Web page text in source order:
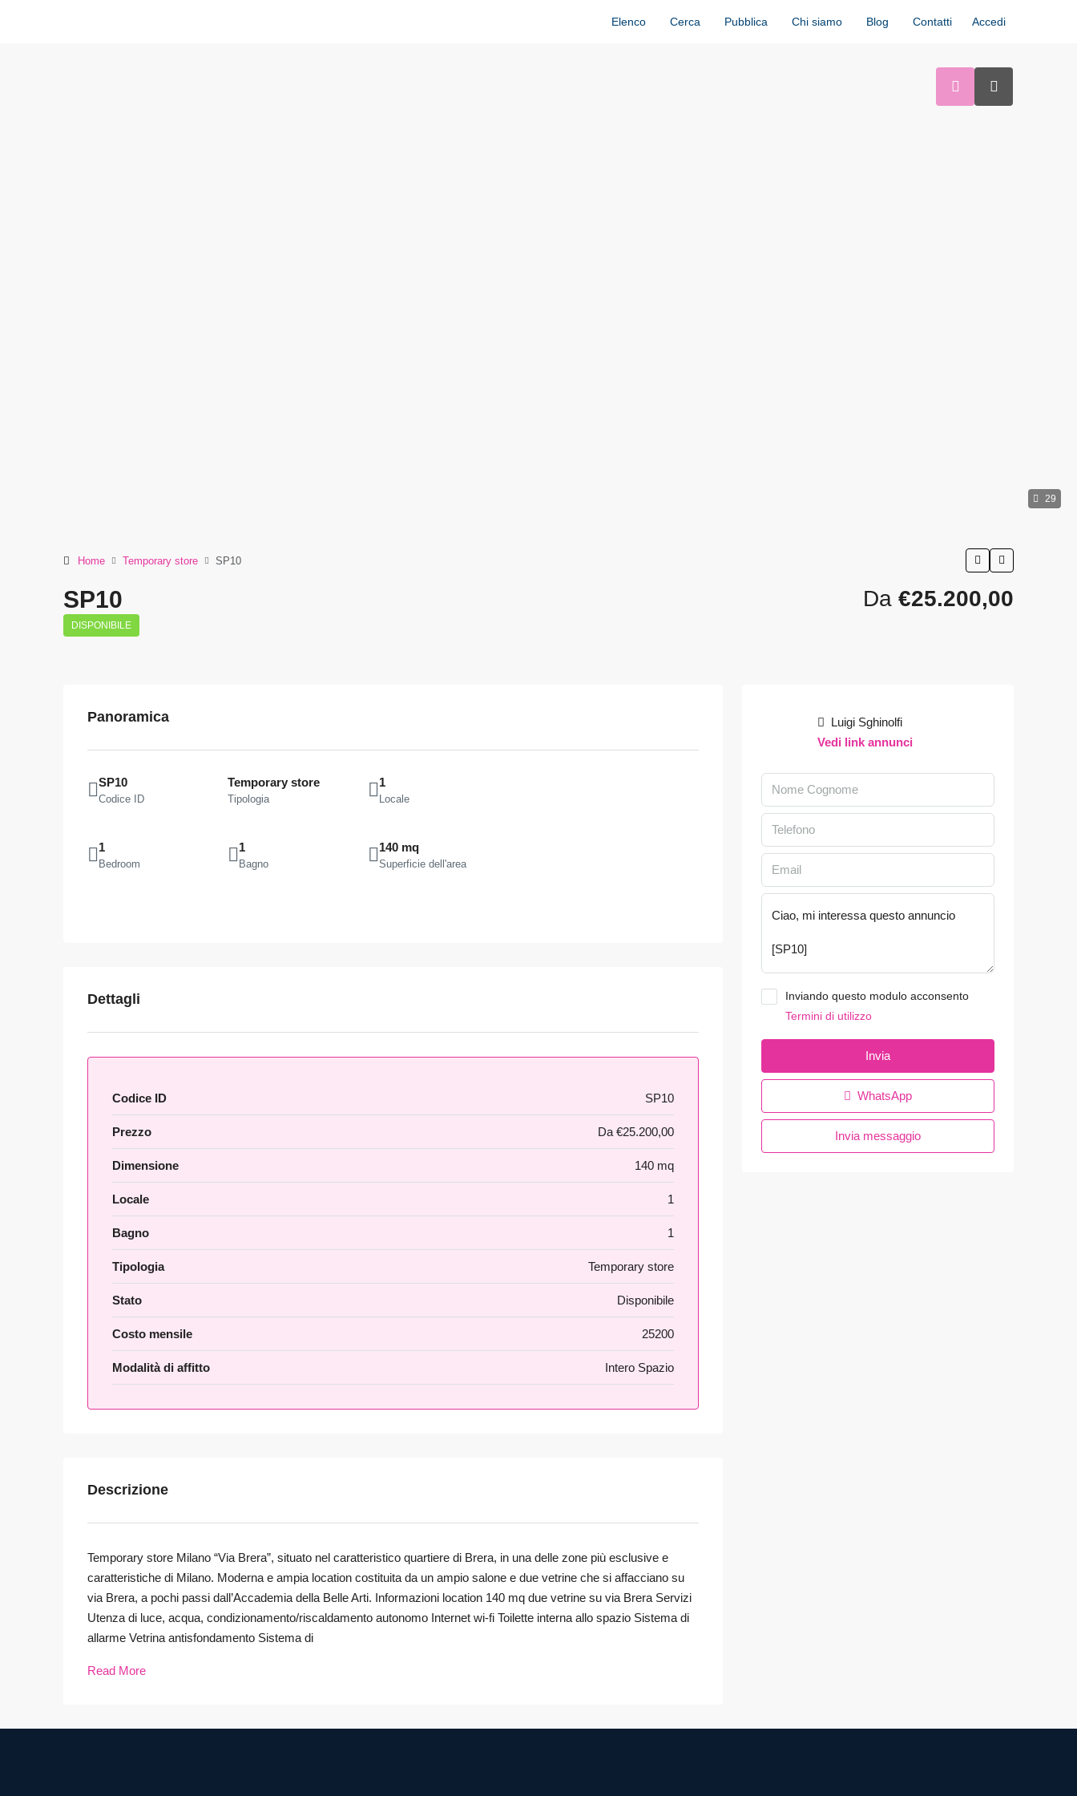
Elenco Cerca Pubblica Chi siamo Blog Contatti Accedi
29
Home Temporary store SP10
SP10
DISPONIBILE
Da €25.200,00
Panoramica
SP10
Codice ID
Temporary store
Tipologia
1
Locale
1
Bedroom
1
Bagno
140 mq
Superficie dell'area
Dettagli
Codice ID SP10
Prezzo Da €25.200,00
Dimensione 140 mq
Locale 1
Bagno 1
Tipologia Temporary store
Stato Disponibile
Costo mensile 25200
Modalità di affitto Intero Spazio
Descrizione
Temporary store Milano “Via Brera”, situato nel caratteristico quartiere di Brera, in una delle zone più esclusive e
caratteristiche di Milano. Moderna e ampia location costituita da un ampio salone e due vetrine che si affacciano su
via Brera, a pochi passi dall’Accademia della Belle Arti. Informazioni location 140 mq due vetrine su via Brera Servizi
Utenza di luce, acqua, condizionamento/riscaldamento autonomo Internet wi-fi Toilette interna allo spazio Sistema di
allarme Vetrina antisfondamento Sistema di
Read More
Luigi Sghinolfi
Vedi link annunci
Inviando questo modulo acconsento
Termini di utilizzo
Invia
WhatsApp
Invia messaggio